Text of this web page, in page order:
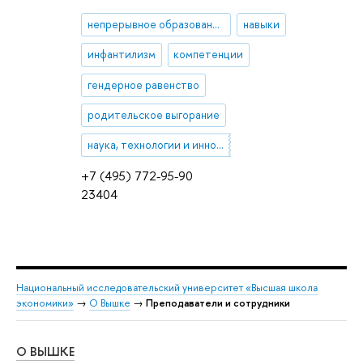
+7 (495) 772-95-90
23404
непрерывное образование навыки
инфантилизм компетенции
гендерное равенство
родительское выгорание
наука, технологии и инновации
Национальный исследовательский университет «Высшая школа
экономики» → О Вышке → Преподаватели и сотрудники
О ВЫШКЕ